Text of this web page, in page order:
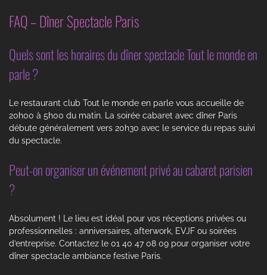
FAQ – Dîner Spectacle Paris
Quels sont les horaires du dîner spectacle Tout le monde en
parle ?
Le restaurant club Tout le monde en parle vous accueille de
20h00 à 5h00 du matin. La soirée cabaret avec dîner Paris
débute généralement vers 20h30 avec le service du repas suivi
du spectacle.
Peut-on organiser un événement privé au cabaret parisien
?
Absolument ! Le lieu est idéal pour vos réceptions privées ou
professionnelles : anniversaires, afterwork, EVJF ou soirées
d’entreprise. Contactez le 01 40 47 08 09 pour organiser votre
dîner spectacle ambiance festive Paris.